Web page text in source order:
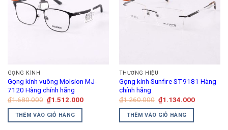
thể.
được
chọn
trên
trang
sản
được
chọn
trên
trang
sản
GỌNG KÍNH
Gọng kính vuông Molsion MJ-
7120 Hàng chính hãng
₫1.680.000 Giá
gốc
là:
₫1.680.000.
₫1.512.000Giá
₫1.512.000.
THÊM VÀO GIỎ HÀNG
THƯƠNG HIỆU
Gọng kính Sunfire ST-9181 Hàng
chính hãng
₫1.260.000 Giá
gốc
là:
₫1.260.000.
₫1.134.000Giá
THÊM VÀO GIỎ HÀNG